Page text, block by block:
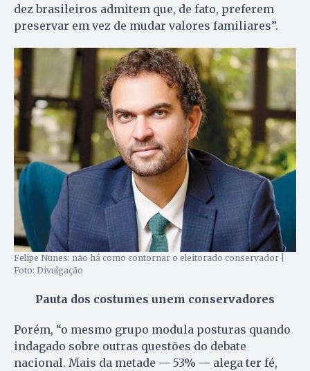
dez brasileiros admitem que, de fato, preferem
preservar em vez de mudar valores familiares”.
Felipe Nunes: não há como contornar o eleitorado conservador |
Foto: Divulgação
Pauta dos costumes unem conservadores
Porém, “o mesmo grupo modula posturas quando
indagado sobre outras questões do debate
nacional. Mais da metade — 53% — alega ter fé,